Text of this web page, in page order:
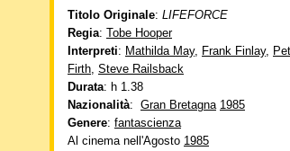
Titolo Originale: LIFEFORCE
Regia: Tobe Hooper
Interpreti: Mathilda May, Frank Finlay,
Firth, Steve Railsback
Durata: h 1.38
Nazionalità: Gran Bretagna 1985
Genere: fantascienza
Al cinema nell'Agosto 1985